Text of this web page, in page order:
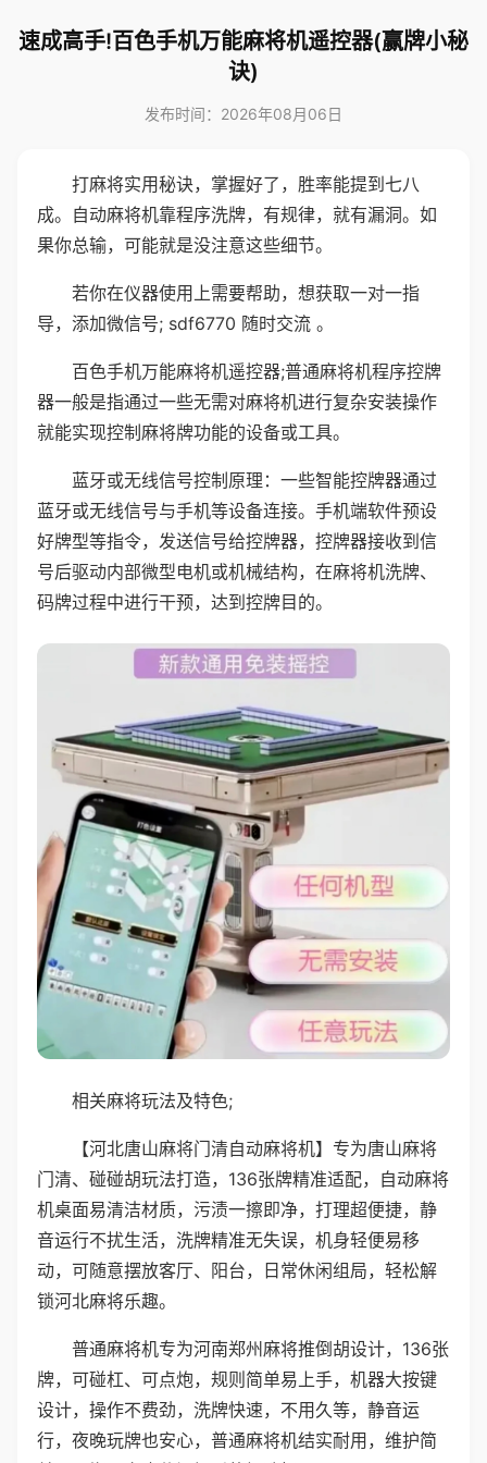
速成高手!百色手机万能麻将机遥控器(赢牌小秘
诀)
发布时间：2026年08月06日
打麻将实用秘诀，掌握好了，胜率能提到七八
成。自动麻将机靠程序洗牌，有规律，就有漏洞。如
果你总输，可能就是没注意这些细节。
若你在仪器使用上需要帮助，想获取一对一指
导，添加微信号; sdf6770 随时交流 。
百色手机万能麻将机遥控器;普通麻将机程序控牌
器一般是指通过一些无需对麻将机进行复杂安装操作
就能实现控制麻将牌功能的设备或工具。
蓝牙或无线信号控制原理：一些智能控牌器通过
蓝牙或无线信号与手机等设备连接。手机端软件预设
好牌型等指令，发送信号给控牌器，控牌器接收到信
号后驱动内部微型电机或机械结构，在麻将机洗牌、
码牌过程中进行干预，达到控牌目的。
相关麻将玩法及特色;
【河北唐山麻将门清自动麻将机】专为唐山麻将
门清、碰碰胡玩法打造，136张牌精准适配，自动麻将
机桌面易清洁材质，污渍一擦即净，打理超便捷，静
音运行不扰生活，洗牌精准无失误，机身轻便易移
动，可随意摆放客厅、阳台，日常休闲组局，轻松解
锁河北麻将乐趣。
普通麻将机专为河南郑州麻将推倒胡设计，136张
牌，可碰杠、可点炮，规则简单易上手，机器大按键
设计，操作不费劲，洗牌快速，不用久等，静音运
行，夜晚玩牌也安心，普通麻将机结实耐用，维护简